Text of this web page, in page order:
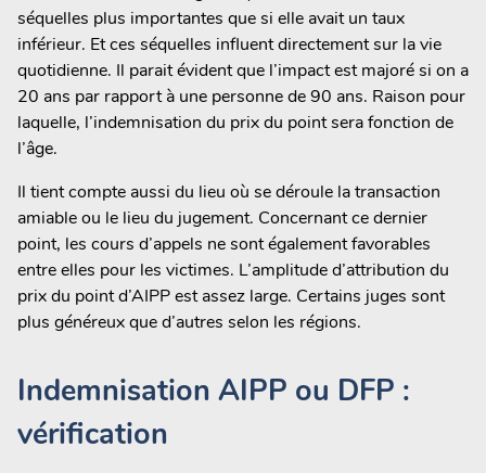
séquelles plus importantes que si elle avait un taux
inférieur. Et ces séquelles influent directement sur la vie
quotidienne. Il parait évident que l’impact est majoré si on a
20 ans par rapport à une personne de 90 ans. Raison pour
laquelle, l’indemnisation du prix du point sera fonction de
l’âge.
Il tient compte aussi du lieu où se déroule la transaction
amiable ou le lieu du jugement. Concernant ce dernier
point, les cours d’appels ne sont également favorables
entre elles pour les victimes. L’amplitude d’attribution du
prix du point d’AIPP est assez large. Certains juges sont
plus généreux que d’autres selon les régions.
Indemnisation AIPP ou DFP :
vérification